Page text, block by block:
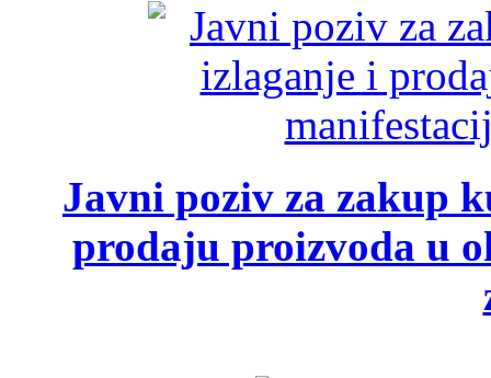
Javni poziv za zakup
prodaju proizvoda u